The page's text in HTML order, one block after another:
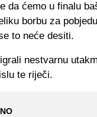
da ćemo u finalu
borbu za
to neće desiti.
nestvarnu
te riječi.